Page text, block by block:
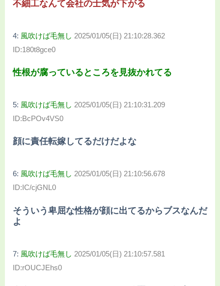
不細工なんて会社の士気が下がる
4: 風吹けば毛無し 2025/01/05(日) 21:10:28.362
ID:180t8gce0
性根が腐っているところを見抜かれてる
5: 風吹けば毛無し 2025/01/05(日) 21:10:31.209
ID:BcPOv4VS0
顔に責任転嫁してるだけだよな
6: 風吹けば毛無し 2025/01/05(日) 21:10:56.678
ID:IC/cjGNL0
そういう卑屈な性格が顔に出てるからブスなんだ
よ
7: 風吹けば毛無し 2025/01/05(日) 21:10:57.581
ID:rOUCJEhs0